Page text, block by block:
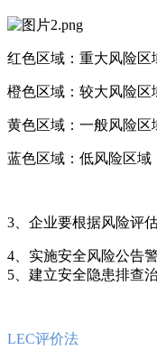
红色区域：重大风险
橙色区域：较大风险区
黄色区域：一般风险区
蓝色区域：低风险区域
3、企业要根据风险评
4、实施安全风险公告
5、建立安全隐患排查
LEC评价法